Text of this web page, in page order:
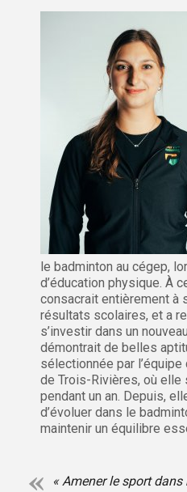
le badminton au cégep,
d’éducation physique. À
consacrait entièrement à
résultats scolaires, et a
s’investir dans un
démontrait de belles
sélectionnée par
de Trois-Rivières, où elle
pendant un an. Depuis,
d’évoluer dans le
maintenir un équilibre
« Amener le sport dans